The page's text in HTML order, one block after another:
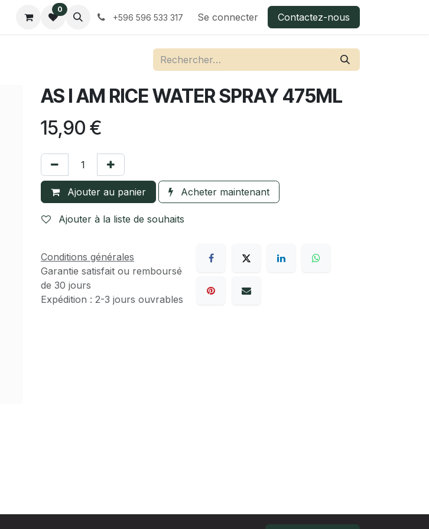
0
+596 596 533 317 Se connecter Contactez-nous
AS I AM RICE WATER SPRAY 475ML
15,90 €
Ajouter au panier Acheter maintenant
Ajouter à la liste de souhaits
Conditions générales
Garantie satisfait ou remboursé
de 30 jours
Expédition : 2-3 jours ouvrables